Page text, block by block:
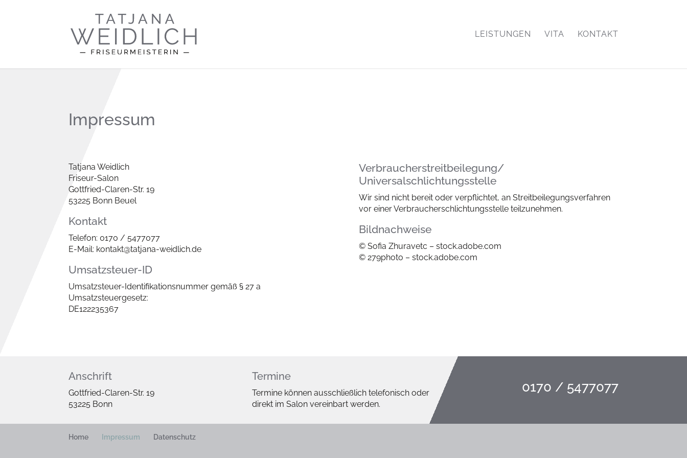
LEISTUNGEN VITA KONTAKT
Impressum
Tatjana Weidlich
Friseur-Salon
Gottfried-Claren-Str. 19
53225 Bonn Beuel
Kontakt
Telefon: 0170 / 5477077
E-Mail: kontakt@tatjana-weidlich.de
Umsatzsteuer-ID
Umsatzsteuer-Identifikationsnummer gemäß § 27 a
Umsatzsteuergesetz:
DE122235367
Verbraucher­streit­beilegung/
Universal­schlichtungs­stelle
Wir sind nicht bereit oder verpflichtet, an Streitbeilegungsverfahren
vor einer Verbraucherschlichtungsstelle teilzunehmen.
Bildnachweise
© Sofia Zhuravetc – stock.adobe.com
© 279photo – stock.adobe.com
Anschrift
Gottfried-Claren-Str. 19
53225 Bonn
Termine
Termine können ausschließlich telefonisch oder
direkt im Salon vereinbart werden.
0170 / 5477077
Home Impressum Datenschutz